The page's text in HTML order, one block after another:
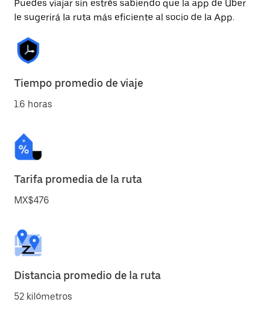
Puedes viajar sin estrés sabiendo que la app de Uber
le sugerirá la ruta más eficiente al socio de la App.
Tiempo promedio de viaje
1.6 horas
Tarifa promedia de la ruta
MX$476
Distancia promedio de la ruta
52 kilómetros